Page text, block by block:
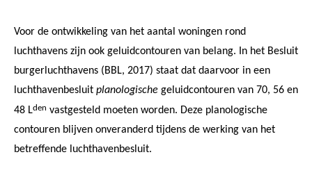
Voor de ontwikkeling van het aantal woningen rond
luchthavens zijn ook geluidcontouren van belang. In het Besluit
burgerluchthavens (BBL, 2017) staat dat daarvoor in een
luchthavenbesluit planologische geluidcontouren van 70, 56 en
48 Lden vastgesteld moeten worden. Deze planologische
contouren blijven onveranderd tijdens de werking van het
betreffende luchthavenbesluit.